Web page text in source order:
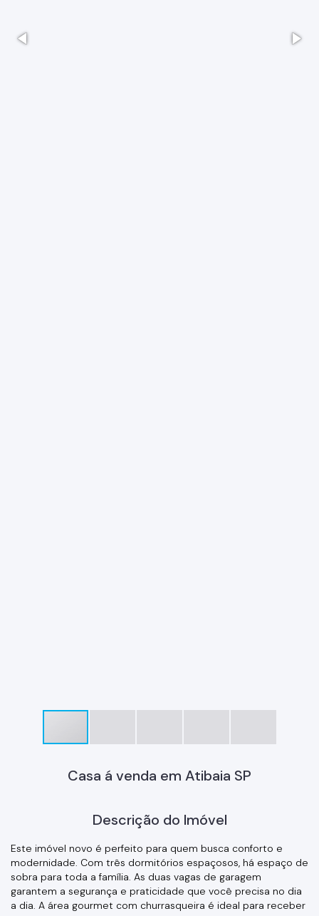
Casa á venda em Atibaia SP
Descrição do Imóvel
Este imóvel novo é perfeito para quem busca conforto e
modernidade. Com três dormitórios espaçosos, há espaço de
sobra para toda a família. As duas vagas de garagem
garantem a segurança e praticidade que você precisa no dia
a dia. A área gourmet com churrasqueira é ideal para receber